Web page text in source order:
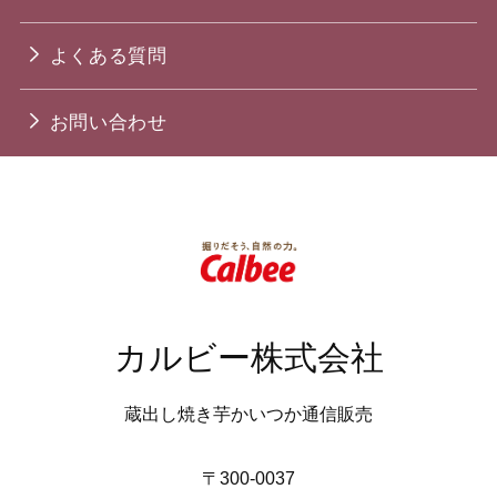
よくある質問
お問い合わせ
カルビー株式会社
蔵出し焼き芋かいつか通信販売
〒300-0037